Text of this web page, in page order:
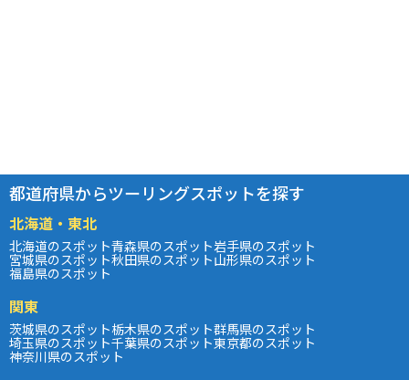
都道府県からツーリングスポットを探す
北海道・東北
北海道のスポット青森県のスポット岩手県のスポット
宮城県のスポット秋田県のスポット山形県のスポット
福島県のスポット
関東
茨城県のスポット栃木県のスポット群馬県のスポット
埼玉県のスポット千葉県のスポット東京都のスポット
神奈川県のスポット